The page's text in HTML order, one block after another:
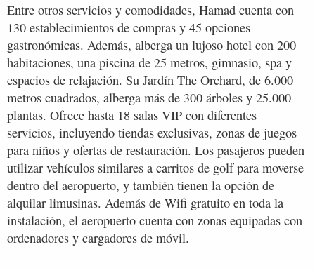
Entre otros servicios y comodidades, Hamad cuenta con
130 establecimientos de compras y 45 opciones
gastronómicas. Además, alberga un lujoso hotel con 200
habitaciones, una piscina de 25 metros, gimnasio, spa y
espacios de relajación. Su Jardín The Orchard, de 6.000
metros cuadrados, alberga más de 300 árboles y 25.000
plantas. Ofrece hasta 18 salas VIP con diferentes
servicios, incluyendo tiendas exclusivas, zonas de juegos
para niños y ofertas de restauración. Los pasajeros pueden
utilizar vehículos similares a carritos de golf para moverse
dentro del aeropuerto, y también tienen la opción de
alquilar limusinas. Además de Wifi gratuito en toda la
instalación, el aeropuerto cuenta con zonas equipadas con
ordenadores y cargadores de móvil.